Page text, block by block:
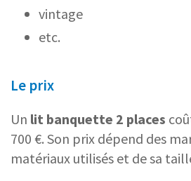
vintage
etc.
Le prix
Un lit banquette 2 places
700 €. Son prix dépend des
matériaux utilisés et de sa